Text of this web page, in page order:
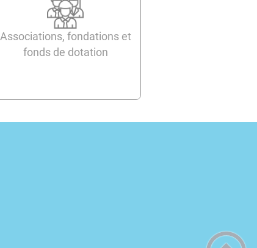
Associations, fondations et
fonds de dotation